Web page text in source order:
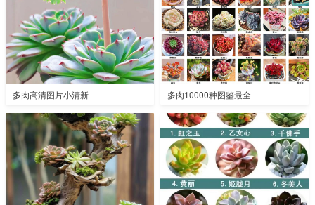
多肉高清图片小清新 多肉10000种图鉴最全